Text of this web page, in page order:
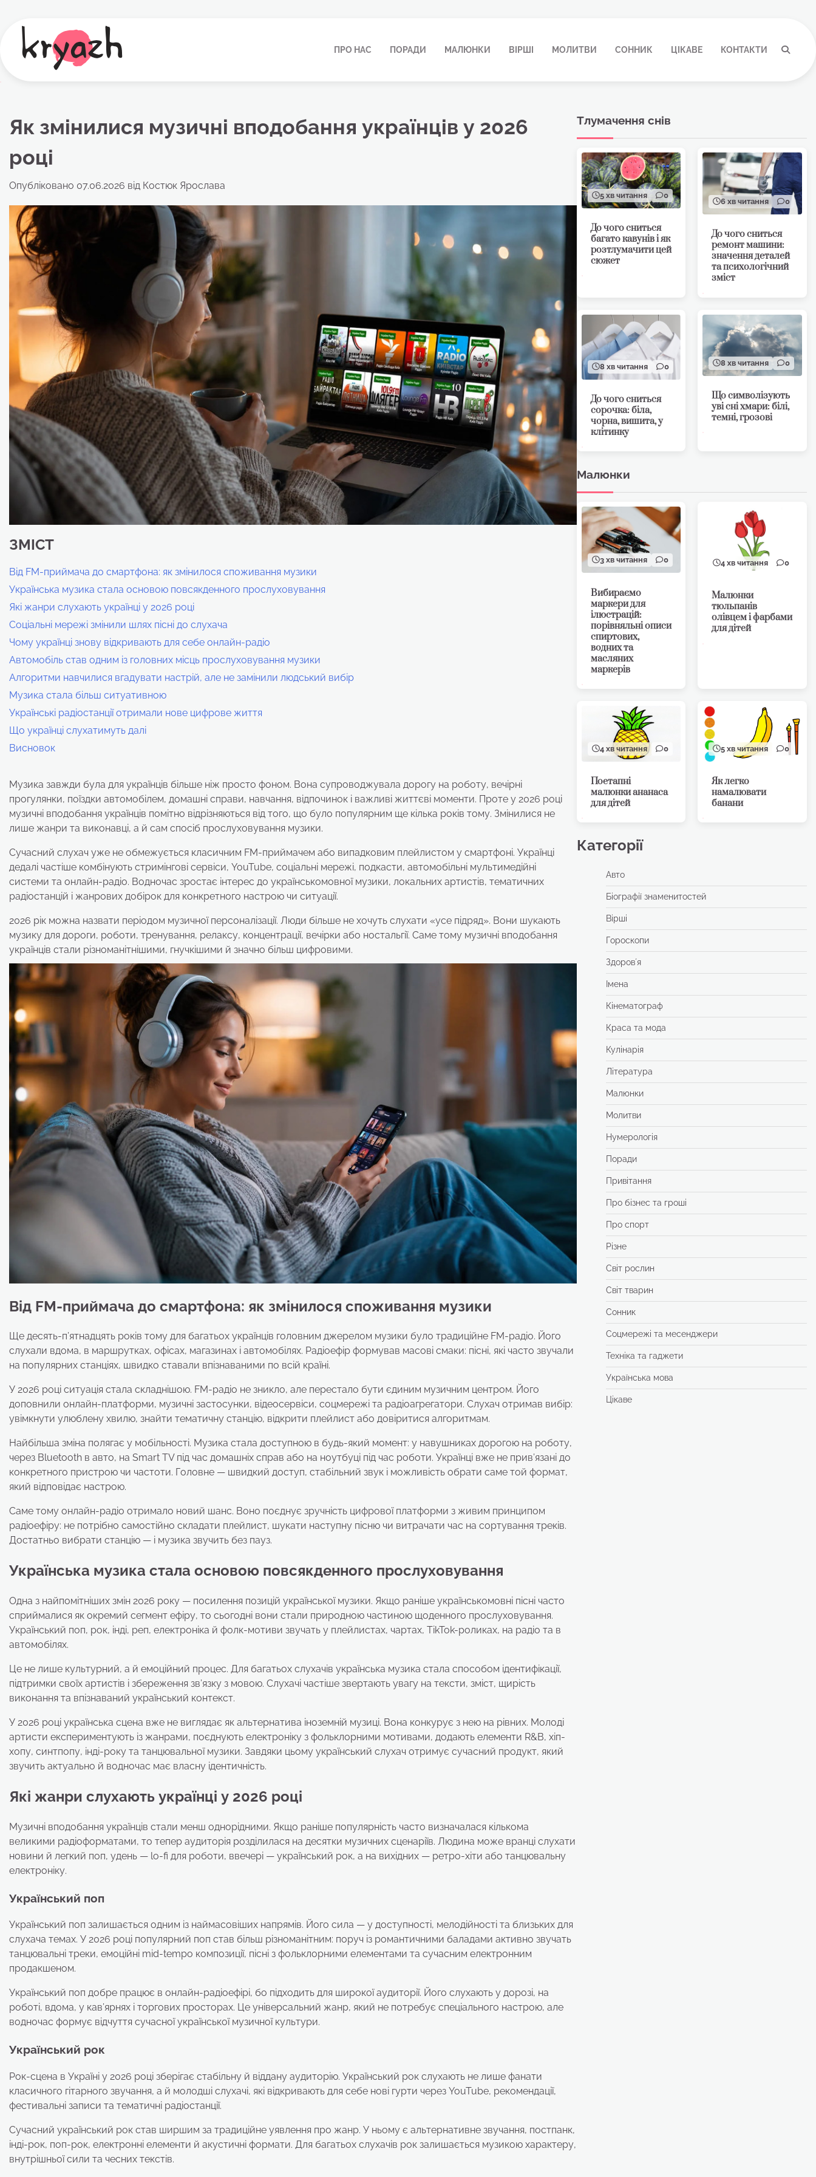
вмісту
ПРО НАС ПОРАДИ МАЛЮНКИ ВІРШІ МОЛИТВИ СОННИК ЦІКАВЕ КОНТАКТИ
Як змінилися музичні вподобання українців у 2026
році
Опубліковано 07.06.2026 від Костюк Ярослава
ЗМІСТ
Від FM-приймача до смартфона: як змінилося споживання музики
Українська музика стала основою повсякденного прослуховування
Які жанри слухають українці у 2026 році
Соціальні мережі змінили шлях пісні до слухача
Чому українці знову відкривають для себе онлайн-радіо
Автомобіль став одним із головних місць прослуховування музики
Алгоритми навчилися вгадувати настрій, але не замінили людський вибір
Музика стала більш ситуативною
Українські радіостанції отримали нове цифрове життя
Що українці слухатимуть далі
Висновок
Музика завжди була для українців більше ніж просто фоном. Вона супроводжувала дорогу на роботу, вечірні
прогулянки, поїздки автомобілем, домашні справи, навчання, відпочинок і важливі життєві моменти. Проте у 2026 році
музичні вподобання українців помітно відрізняються від того, що було популярним ще кілька років тому. Змінилися не
лише жанри та виконавці, а й сам спосіб прослуховування музики.
Сучасний слухач уже не обмежується класичним FM-приймачем або випадковим плейлистом у смартфоні. Українці
дедалі частіше комбінують стримінгові сервіси, YouTube, соціальні мережі, подкасти, автомобільні мультимедійні
системи та онлайн-радіо. Водночас зростає інтерес до українськомовної музики, локальних артистів, тематичних
радіостанцій і жанрових добірок для конкретного настрою чи ситуації.
2026 рік можна назвати періодом музичної персоналізації. Люди більше не хочуть слухати «усе підряд». Вони шукають
музику для дороги, роботи, тренування, релаксу, концентрації, вечірки або ностальгії. Саме тому музичні вподобання
українців стали різноманітнішими, гнучкішими й значно більш цифровими.
Від FM-приймача до смартфона: як змінилося споживання музики
Ще десять-п’ятнадцять років тому для багатьох українців головним джерелом музики було традиційне FM-радіо. Його
слухали вдома, в маршрутках, офісах, магазинах і автомобілях. Радіоефір формував масові смаки: пісні, які часто звучали
на популярних станціях, швидко ставали впізнаваними по всій країні.
У 2026 році ситуація стала складнішою. FM-радіо не зникло, але перестало бути єдиним музичним центром. Його
доповнили онлайн-платформи, музичні застосунки, відеосервіси, соцмережі та радіоагрегатори. Слухач отримав вибір:
увімкнути улюблену хвилю, знайти тематичну станцію, відкрити плейлист або довіритися алгоритмам.
Найбільша зміна полягає у мобільності. Музика стала доступною в будь-який момент: у навушниках дорогою на роботу,
через Bluetooth в авто, на Smart TV під час домашніх справ або на ноутбуці під час роботи. Українці вже не прив’язані до
конкретного пристрою чи частоти. Головне — швидкий доступ, стабільний звук і можливість обрати саме той формат,
який відповідає настрою.
Саме тому онлайн-радіо отримало новий шанс. Воно поєднує зручність цифрової платформи з живим принципом
радіоефіру: не потрібно самостійно складати плейлист, шукати наступну пісню чи витрачати час на сортування треків.
Достатньо вибрати станцію — і музика звучить без пауз.
Українська музика стала основою повсякденного прослуховування
Одна з найпомітніших змін 2026 року — посилення позицій української музики. Якщо раніше українськомовні пісні часто
сприймалися як окремий сегмент ефіру, то сьогодні вони стали природною частиною щоденного прослуховування.
Український поп, рок, інді, реп, електроніка й фолк-мотиви звучать у плейлистах, чартах, TikTok-роликах, на радіо та в
автомобілях.
Це не лише культурний, а й емоційний процес. Для багатьох слухачів українська музика стала способом ідентифікації,
підтримки своїх артистів і збереження зв’язку з мовою. Слухачі частіше звертають увагу на тексти, зміст, щирість
виконання та впізнаваний український контекст.
У 2026 році українська сцена вже не виглядає як альтернатива іноземній музиці. Вона конкурує з нею на рівних. Молоді
артисти експериментують із жанрами, поєднують електроніку з фольклорними мотивами, додають елементи R&B, хіп-
хопу, синтпопу, інді-року та танцювальної музики. Завдяки цьому український слухач отримує сучасний продукт, який
звучить актуально й водночас має власну ідентичність.
Які жанри слухають українці у 2026 році
Музичні вподобання українців стали менш однорідними. Якщо раніше популярність часто визначалася кількома
великими радіоформатами, то тепер аудиторія розділилася на десятки музичних сценаріїв. Людина може вранці слухати
новини й легкий поп, удень — lo-fi для роботи, ввечері — український рок, а на вихідних — ретро-хіти або танцювальну
електроніку.
Український поп
Український поп залишається одним із наймасовіших напрямів. Його сила — у доступності, мелодійності та близьких для
слухача темах. У 2026 році популярний поп став більш різноманітним: поруч із романтичними баладами активно звучать
танцювальні треки, емоційні mid-tempo композиції, пісні з фольклорними елементами та сучасним електронним
продакшеном.
Український поп добре працює в онлайн-радіоефірі, бо підходить для широкої аудиторії. Його слухають у дорозі, на
роботі, вдома, у кав’ярнях і торгових просторах. Це універсальний жанр, який не потребує спеціального настрою, але
водночас формує відчуття сучасної української музичної культури.
Український рок
Рок-сцена в Україні у 2026 році зберігає стабільну й віддану аудиторію. Український рок слухають не лише фанати
класичного гітарного звучання, а й молодші слухачі, які відкривають для себе нові гурти через YouTube, рекомендації,
фестивальні записи та тематичні радіостанції.
Сучасний український рок став ширшим за традиційне уявлення про жанр. У ньому є альтернативне звучання, постпанк,
інді-рок, поп-рок, електронні елементи й акустичні формати. Для багатьох слухачів рок залишається музикою характеру,
внутрішньої сили та чесних текстів.
Тлумачення снів
5 хв читання 0
До чого сниться
багато кавунів і як
розтлумачити цей
сюжет
6 хв читання 0
До чого сниться
ремонт машини:
значення деталей
та психологічний
зміст
8 хв читання 0
До чого сниться
сорочка: біла,
чорна, вишита, у
клітинку
8 хв читання 0
Що символізують
уві сні хмари: білі,
темні, грозові
Малюнки
3 хв читання 0
Вибираємо
маркери для
ілюстрацій:
порівняльні описи
спиртових,
водних та
масляних
маркерів
4 хв читання 0
Малюнки
тюльпанів
олівцем і фарбами
для дітей
4 хв читання 0
Поетапні
малюнки ананаса
для дітей
5 хв читання 0
Як легко
намалювати
банани
Категорії
Авто
Біографії знаменитостей
Вірші
Гороскопи
Здоровʼя
Імена
Кінематограф
Краса та мода
Кулінарія
Література
Малюнки
Молитви
Нумерологія
Поради
Привітання
Про бізнес та гроші
Про спорт
Різне
Світ рослин
Світ тварин
Сонник
Соцмережі та месенджери
Техніка та гаджети
Українська мова
Цікаве